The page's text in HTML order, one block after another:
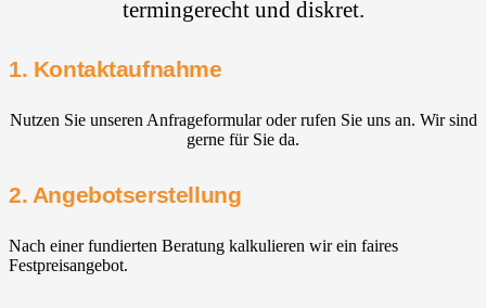
termingerecht und diskret.
1. Kontaktaufnahme
Nutzen Sie unseren Anfrageformular oder rufen Sie uns an. Wir sind
gerne für Sie da.
2. Angebotserstellung
Nach einer fundierten Beratung kalkulieren wir ein faires
Festpreisangebot.